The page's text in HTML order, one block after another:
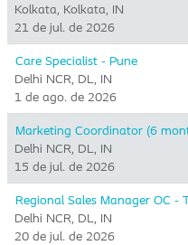
Kolkata, Kolkata, IN
21 de jul. de 2026
Care Specialist - Pune
Delhi NCR, DL, IN
1 de ago. de 2026
Marketing Coordinator (6
Delhi NCR, DL, IN
15 de jul. de 2026
Regional Sales Manager OC -
Delhi NCR, DL, IN
20 de jul. de 2026